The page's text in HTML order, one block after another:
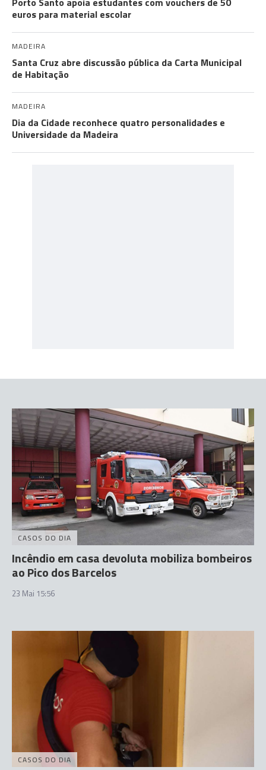
euros para material escolar
MADEIRA
Santa Cruz abre discussão pública da Carta Municipal
de Habitação
MADEIRA
Dia da Cidade reconhece quatro personalidades e
Universidade da Madeira
CASOS DO DIA
Incêndio em casa devoluta mobiliza bombeiros
ao Pico dos Barcelos
23 Mai 15:56
CASOS DO DIA